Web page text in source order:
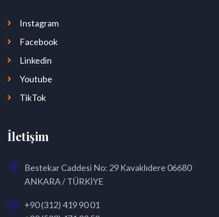
Instagram
Facebook
Linkedin
Youtube
TikTok
İletişim
Bestekar Caddesi No: 29 Kavaklıdere 06680
ANKARA / TÜRKİYE
+90 (312) 419 90 01